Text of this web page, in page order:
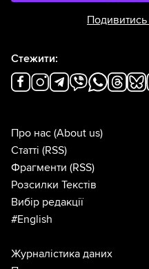
Стежити:
Про нас (About us)
Статті (RSS)
Фрагменти (RSS)
Розсилки Текстів
Вибір редакції
#English
Журналістика даних